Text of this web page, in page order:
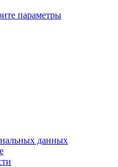
параметрыЭтот
данных